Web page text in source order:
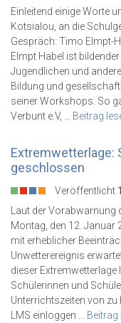
Einleitend einige Worte
Kotsialou, an die
Gespräch: Timo Elmpt-
Elmpt Habel ist
Jugendlichen und
Bildung und
seiner Workshops. So
Verbunt e.V, … Beitrag
Extremwetterlage:
geschlossen
Veröffentlicht
Laut der Vorabwarnung
Montag, den 12. Januar
mit erheblicher
Unwetterereignis
dieser
Schülerinnen und
Unterrichtszeiten von zu
LMS einloggen … Beitrag